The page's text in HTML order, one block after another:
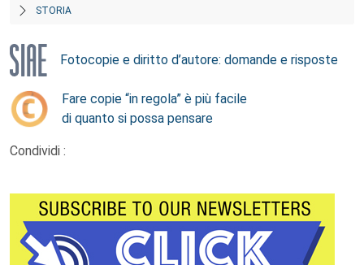
STORIA
Fotocopie e diritto d’autore: domande e risposte
Fare copie “in regola” è più facile
di quanto si possa pensare
Condividi :